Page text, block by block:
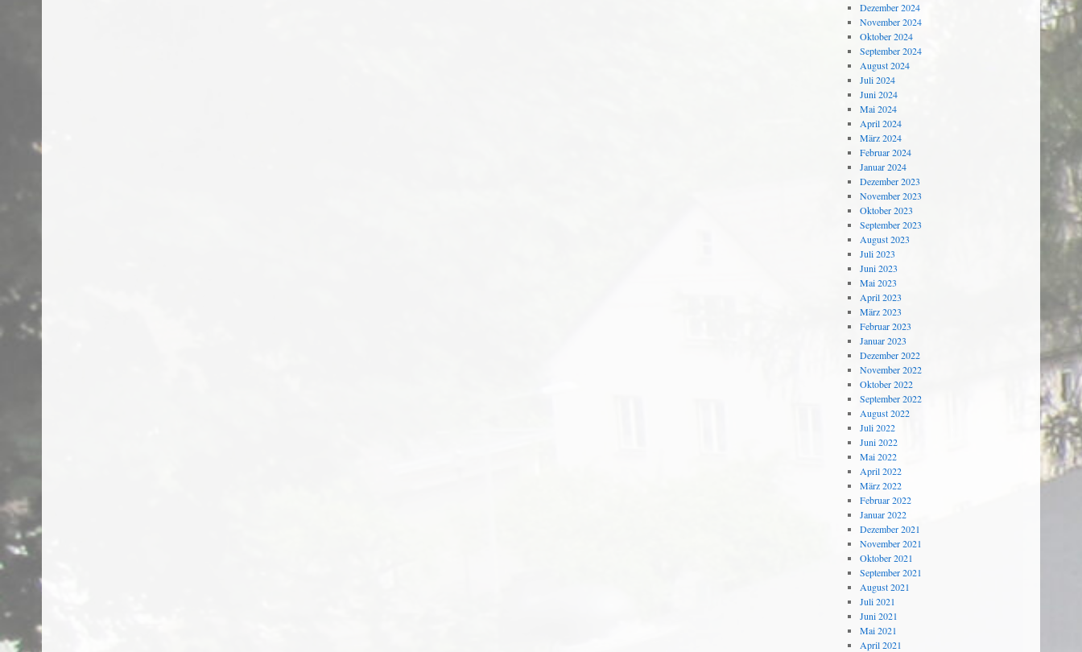
Dezember 2024
November 2024
Oktober 2024
September 2024
August 2024
Juli 2024
Juni 2024
Mai 2024
April 2024
März 2024
Februar 2024
Januar 2024
Dezember 2023
November 2023
Oktober 2023
September 2023
August 2023
Juli 2023
Juni 2023
Mai 2023
April 2023
März 2023
Februar 2023
Januar 2023
Dezember 2022
November 2022
Oktober 2022
September 2022
August 2022
Juli 2022
Juni 2022
Mai 2022
April 2022
März 2022
Februar 2022
Januar 2022
Dezember 2021
November 2021
Oktober 2021
September 2021
August 2021
Juli 2021
Juni 2021
Mai 2021
April 2021